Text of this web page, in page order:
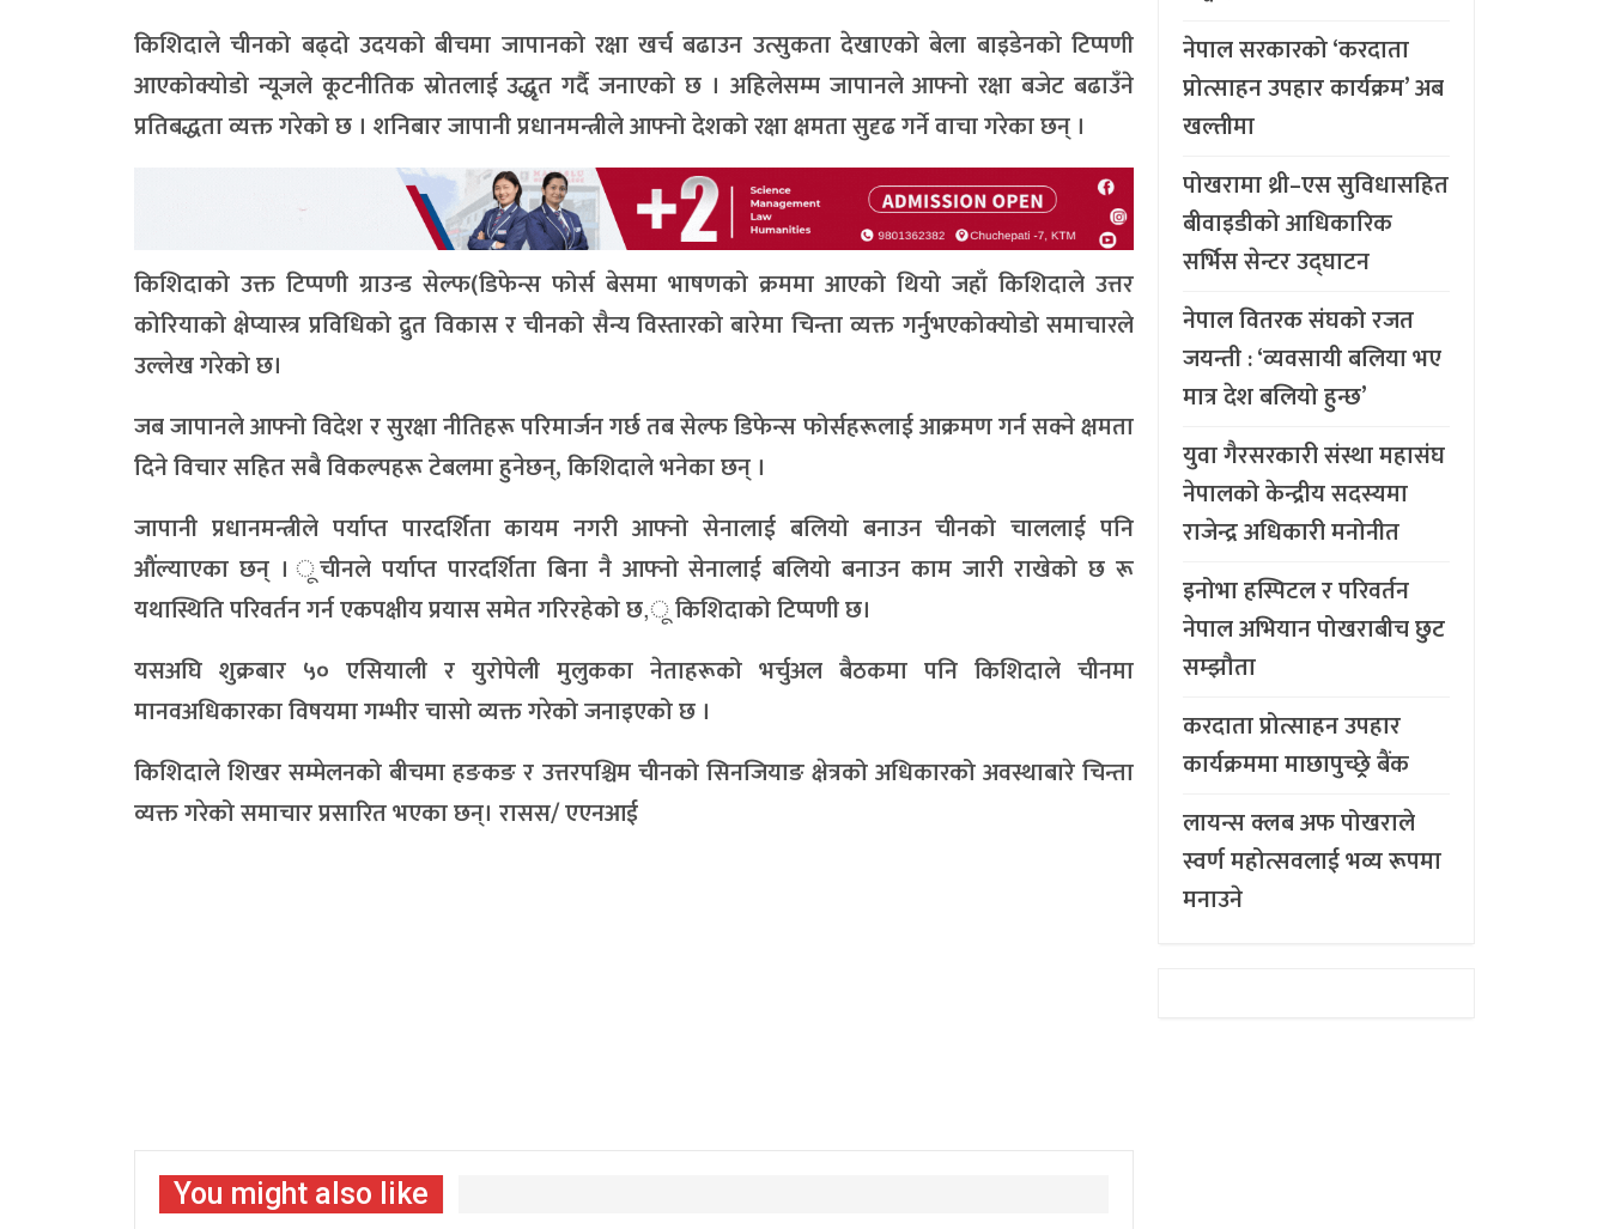
किशिदाले चीनको बढ्दो उदयको बीचमा जापानको रक्षा खर्च बढाउन उत्सुकता देखाएको बेला बाइडेनको टिप्पणी
आएकोक्योडो न्यूजले कूटनीतिक स्रोतलाई उद्धृत गर्दै जनाएको छ । अहिलेसम्म जापानले आफ्नो रक्षा बजेट बढाउँने
प्रतिबद्धता व्यक्त गरेको छ । शनिबार जापानी प्रधानमन्त्रीले आफ्नो देशको रक्षा क्षमता सुदृढ गर्ने वाचा गरेका छन् ।
किशिदाको उक्त टिप्पणी ग्राउन्ड सेल्फ(डिफेन्स फोर्स बेसमा भाषणको क्रममा आएको थियो जहाँ किशिदाले उत्तर
कोरियाको क्षेप्यास्त्र प्रविधिको द्रुत विकास र चीनको सैन्य विस्तारको बारेमा चिन्ता व्यक्त गर्नुभएकोक्योडो समाचारले
उल्लेख गरेको छ।
जब जापानले आफ्नो विदेश र सुरक्षा नीतिहरू परिमार्जन गर्छ तब सेल्फ डिफेन्स फोर्सहरूलाई आक्रमण गर्न सक्ने क्षमता
दिने विचार सहित सबै विकल्पहरू टेबलमा हुनेछन्, किशिदाले भनेका छन् ।
जापानी प्रधानमन्त्रीले पर्याप्त पारदर्शिता कायम नगरी आफ्नो सेनालाई बलियो बनाउन चीनको चाललाई पनि
औंल्याएका छन् । ूचीनले पर्याप्त पारदर्शिता बिना नै आफ्नो सेनालाई बलियो बनाउन काम जारी राखेको छ रू
यथास्थिति परिवर्तन गर्न एकपक्षीय प्रयास समेत गरिरहेको छ,ू किशिदाको टिप्पणी छ।
यसअघि शुक्रबार ५० एसियाली र युरोपेली मुलुकका नेताहरूको भर्चुअल बैठकमा पनि किशिदाले चीनमा
मानवअधिकारका विषयमा गम्भीर चासो व्यक्त गरेको जनाइएको छ ।
किशिदाले शिखर सम्मेलनको बीचमा हङकङ र उत्तरपश्चिम चीनको सिनजियाङ क्षेत्रको अधिकारको अवस्थाबारे चिन्ता
व्यक्त गरेको समाचार प्रसारित भएका छन्। रासस/ एएनआई
You might also like
नेपाल सरकारको ‘करदाता
प्रोत्साहन उपहार कार्यक्रम’ अब
खल्तीमा
पोखरामा थ्री–एस सुविधासहित
बीवाइडीको आधिकारिक
सर्भिस सेन्टर उद्घाटन
नेपाल वितरक संघको रजत
जयन्ती : ‘व्यवसायी बलिया भए
मात्र देश बलियो हुन्छ’
युवा गैरसरकारी संस्था महासंघ
नेपालको केन्द्रीय सदस्यमा
राजेन्द्र अधिकारी मनोनीत
इनोभा हस्पिटल र परिवर्तन
नेपाल अभियान पोखराबीच छुट
सम्झौता
करदाता प्रोत्साहन उपहार
कार्यक्रममा माछापुच्छ्र्रे बैंक
लायन्स क्लब अफ पोखराले
स्वर्ण महोत्सवलाई भव्य रूपमा
मनाउने